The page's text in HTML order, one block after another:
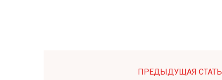
ПРЕДЫДУЩАЯ